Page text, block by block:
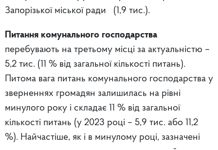
Запорізької міської ради (1,9 тис.).
Питання комунального господарства
перебувають на третьому місці за актуальністю –
5,2 тис. (11 % від загальної кількості питань).
Питома вага питань комунального господарства у
зверненнях громадян залишилась на рівні
минулого року і складає 11 % від загальної
кількості питань (у 2023 році – 5,9 тис. або 11,2
%). Найчастіше, як і в минулому році, зазначені